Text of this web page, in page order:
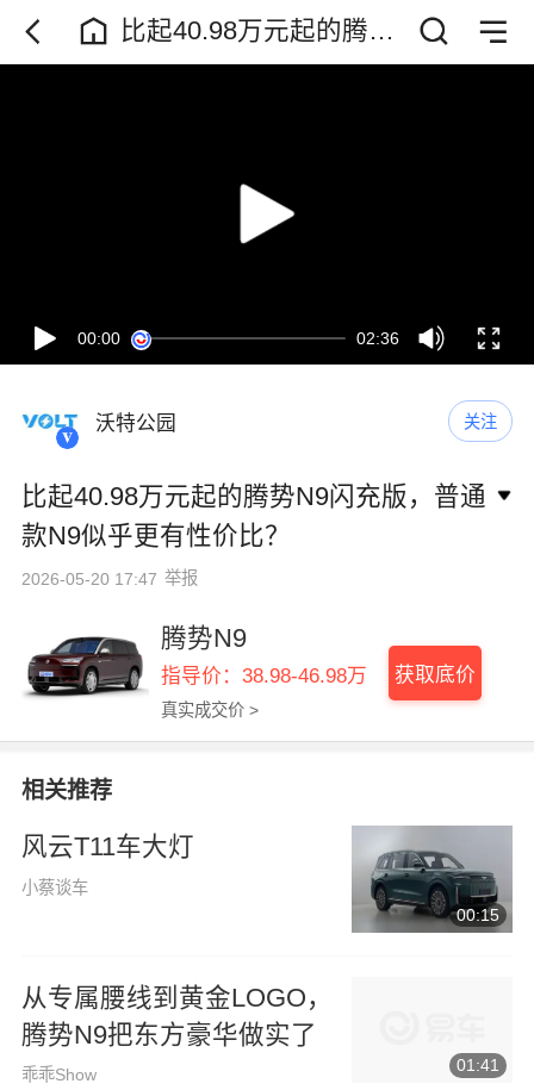
比起40.98万元起的腾势
N9闪充版，普通款N9似
00:00 02:36
沃特公园 关注
比起40.98万元起的腾势N9闪充版，普通
款N9似乎更有性价比？
2026-05-20 17:47 举报
腾势N9
指导价：38.98-46.98万
真实成交价 >
获取底价
相关推荐
风云T11车大灯
小蔡谈车
00:15
从专属腰线到黄金LOGO，
腾势N9把东方豪华做实了
乖乖Show
01:41